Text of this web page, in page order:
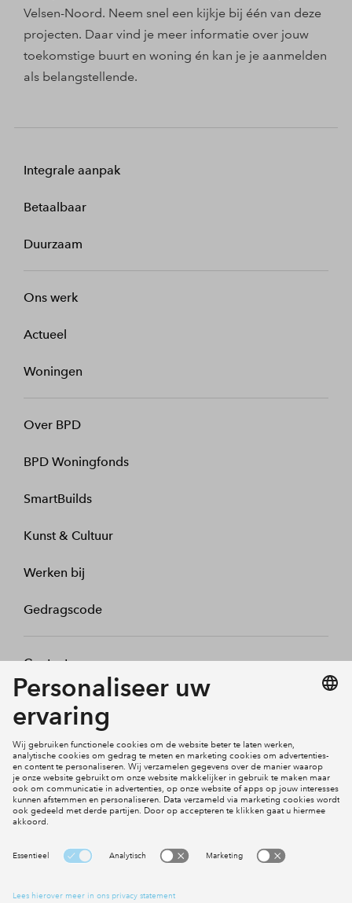
Velsen-Noord. Neem snel een kijkje bij één van deze
projecten. Daar vind je meer informatie over jouw
toekomstige buurt en woning én kan je je aanmelden
als belangstellende.
Integrale aanpak
Betaalbaar
Duurzaam
Ons werk
Actueel
Woningen
Over BPD
BPD Woningfonds
SmartBuilds
Kunst & Cultuur
Werken bij
Gedragscode
Contact
Mijn profiel
Social Media
Cookies